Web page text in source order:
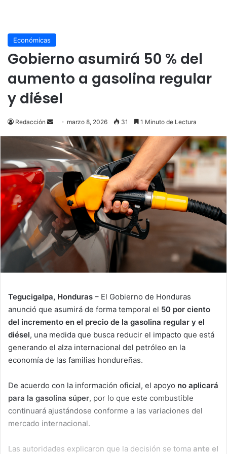
Económicas
Gobierno asumirá 50 % del
aumento a gasolina regular
y diésel
Redacción
Send
email
marzo 8, 2026 31 1 Minuto de Lectura
Tegucigalpa, Honduras – El Gobierno de Honduras
anunció que asumirá de forma temporal el 50 por ciento
del incremento en el precio de la gasolina regular y el
diésel, una medida que busca reducir el impacto que está
generando el alza internacional del petróleo en la
economía de las familias hondureñas.
De acuerdo con la información oficial, el apoyo no aplicará
para la gasolina súper, por lo que este combustible
continuará ajustándose conforme a las variaciones del
mercado internacional.
Las autoridades explicaron que la decisión se toma ante el